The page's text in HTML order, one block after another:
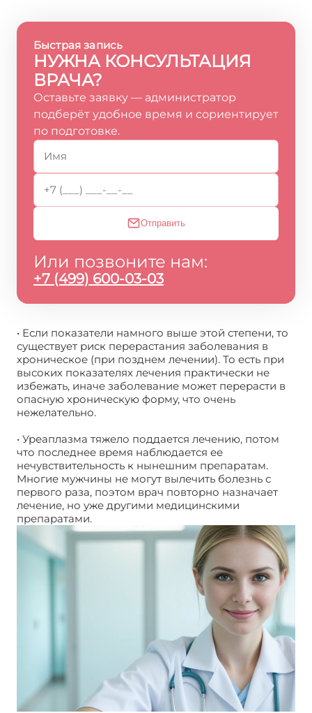
Быстрая запись
НУЖНА КОНСУЛЬТАЦИЯ
ВРАЧА?
Оставьте заявку — администратор
подберёт удобное время и сориентирует
по подготовке.
Отправить
Или позвоните нам:
+7 (499) 600-03-03
• Если показатели намного выше этой степени, то
существует риск перерастания заболевания в
хроническое (при позднем лечении). То есть при
высоких показателях лечения практически не
избежать, иначе заболевание может перерасти в
опасную хроническую форму, что очень
нежелательно.
• Уреаплазма тяжело поддается лечению, потом
что последнее время наблюдается ее
нечувствительность к нынешним препаратам.
Многие мужчины не могут вылечить болезнь с
первого раза, поэтом врач повторно назначает
лечение, но уже другими медицинскими
препаратами.